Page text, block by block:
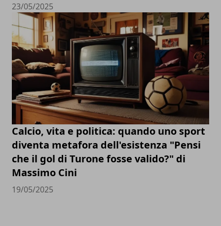
23/05/2025
Calcio, vita e politica: quando uno sport
diventa metafora dell'esistenza "Pensi
che il gol di Turone fosse valido?" di
Massimo Cini
19/05/2025